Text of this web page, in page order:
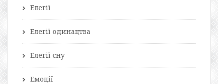
Елегії
Елегії одинацтва
Елегії сну
Емоції